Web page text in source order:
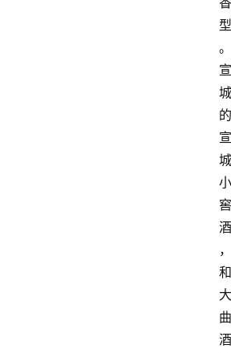
型
。
宣
城
的
宣
城
小
窖
酒
，
和
大
曲
酒